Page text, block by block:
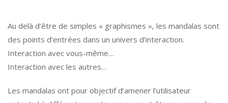
Au delà d’être de simples « graphismes », les mandalas sont
des points d’entrées dans un univers d’interaction.
Interaction avec vous-même…
Interaction avec les autres…
Les mandalas ont pour objectif d’amener l’utilisateur